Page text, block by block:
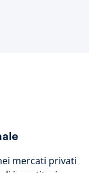
mercati privati